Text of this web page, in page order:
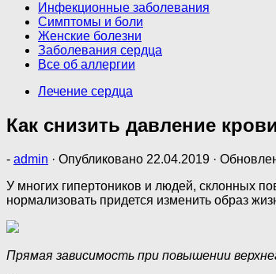
Инфекционные заболевания
Симптомы и боли
Женские болезни
Заболевания сердца
Все об аллергии
Лечение сердца
Как снизить давление крови
- admin · Опубликовано 22.04.2019 ·
У многих гипертоников и людей, склонных
нормализовать придется изменить образ
Прямая зависимость при повышении